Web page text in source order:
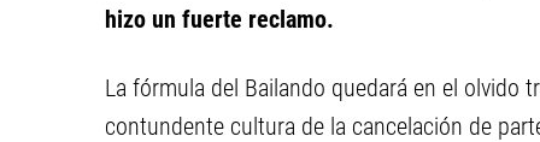
hizo un fuerte reclamo.
La fórmula del Bailando quedará en el olvido
contundente cultura de la cancelación de